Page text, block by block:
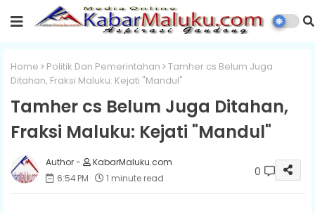
Home Politik Dan Pemerintahan
Tamher cs Belum Juga
Ditahan, Fraksi Maluku: Kejati "Mandul"
Tamher cs Belum Juga Ditahan,
Fraksi Maluku: Kejati "Mandul"
KabarMaluku.com
6:54 PM
1 minute read 0